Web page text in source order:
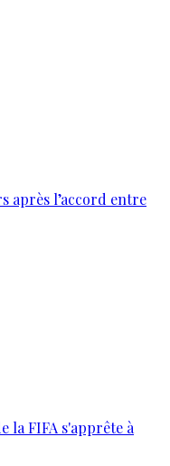
après l’accord entre
la FIFA s'apprête à